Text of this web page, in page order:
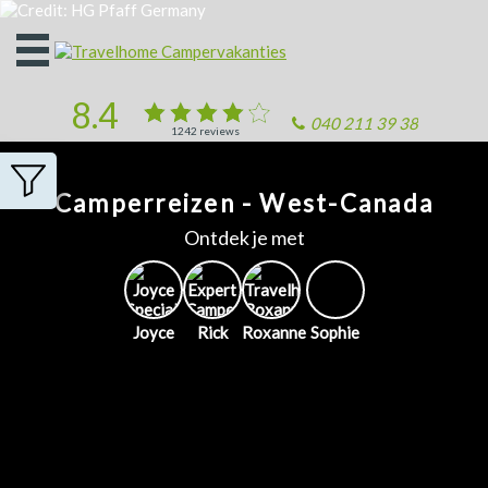
Open
het
040 211 39 38
1242 reviews
8.4
Camperreizen - West-Canada
Ontdek je met
Joyce Rick Roxanne Sophie